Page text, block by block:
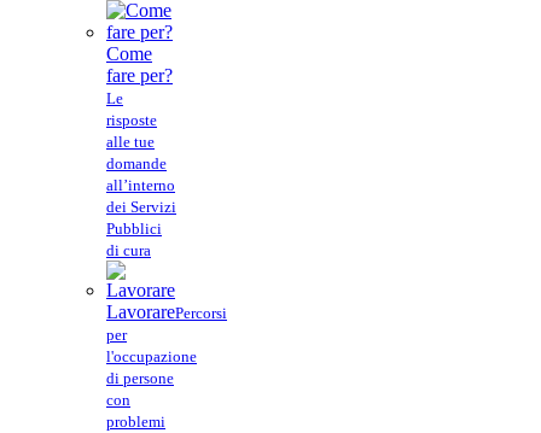
Come
fare per?
Le
risposte
alle tue
domande
all’interno
dei Servizi
Pubblici
di cura
LavorarePercorsi
per
l'occupazione
di persone
con
problemi